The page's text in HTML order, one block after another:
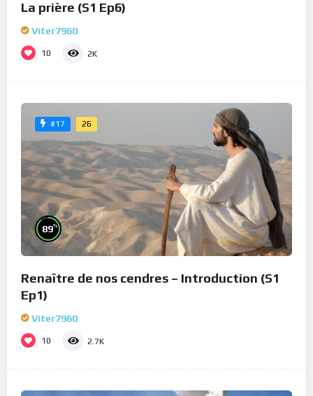
La prière (S1 Ep6)
Viter7960
10 2K
#17 26
89%
Renaître de nos cendres – Introduction (S1
Ep1)
Viter7960
10 2.7K